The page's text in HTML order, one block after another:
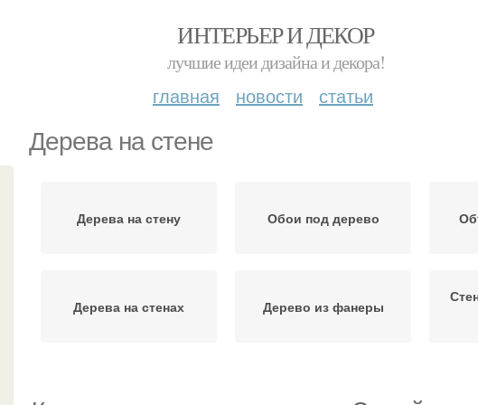
ИНТЕРЬЕР И ДЕКОР
лучшие идеи дизайна и декора!
главная новости статьи
Дерева на стене
Дерева на стену Обои под дерево
Дерева на стенах Дерево из фанеры